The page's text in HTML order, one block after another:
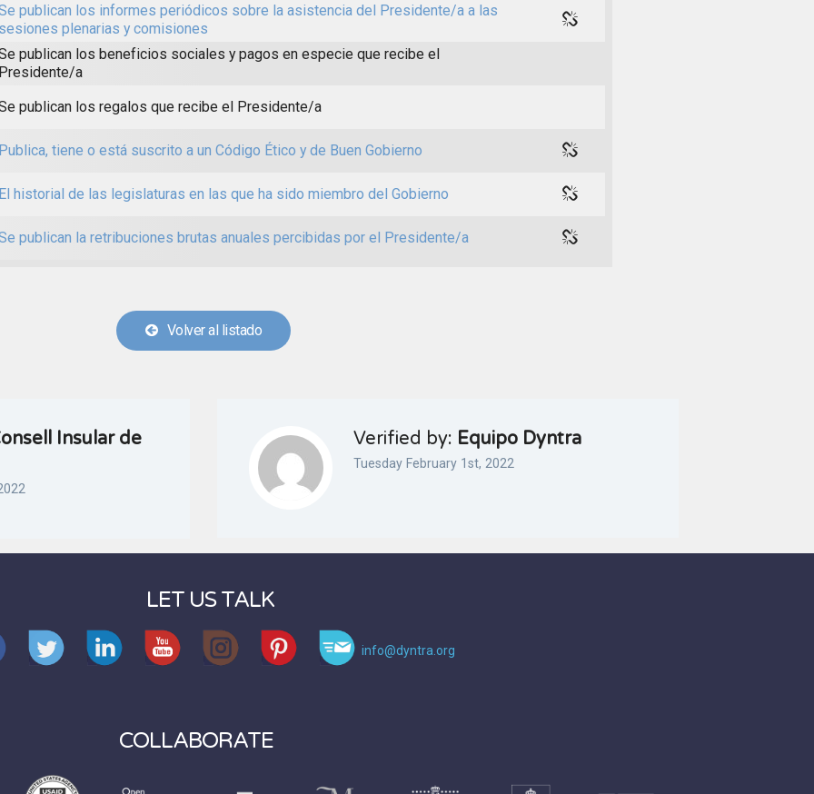
publican los informes periódicos sobre la asistencia del Presidente/a a las
sesiones plenarias y comisiones
publican los beneficios sociales y pagos en especie que recibe el
Presidente/a
publican los regalos que recibe el Presidente/a
Publica, tiene o está suscrito a un Código Ético y de Buen Gobierno
El historial de las legislaturas en las que ha sido miembro del Gobierno
publican la retribuciones brutas anuales percibidas por el Presidente/a
Volver al listado
Insular de
Verified by: Equipo Dyntra
Tuesday February 1st, 2022
LET US TALK
info@dyntra.org
COLLABORATE